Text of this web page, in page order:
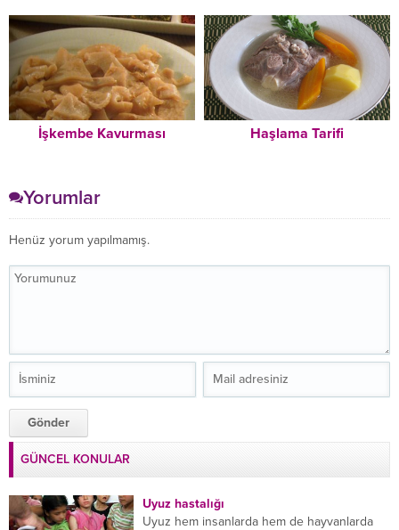
İşkembe Kavurması Haşlama Tarifi
Yorumlar
Henüz yorum yapılmamış.
GÜNCEL KONULAR
Uyuz hastalığı
Uyuz hem insanlarda hem de hayvanlarda